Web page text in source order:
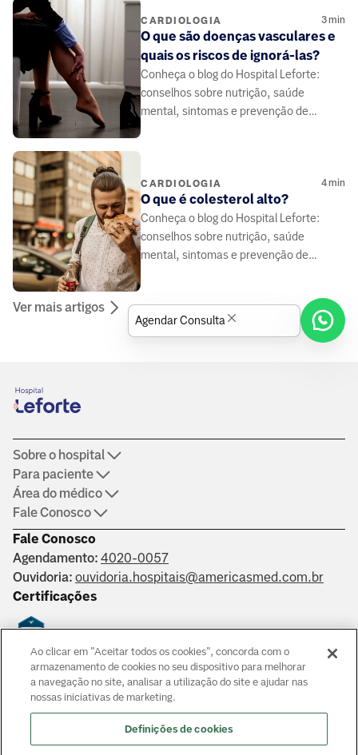
CARDIOLOGIA 3min
O que são doenças vasculares e
quais os riscos de ignorá-las?
Conheça o blog do Hospital Leforte:
conselhos sobre nutrição, saúde
mental, sintomas e prevenção de
CARDIOLOGIA 4min
O que é colesterol alto?
Conheça o blog do Hospital Leforte:
conselhos sobre nutrição, saúde
mental, sintomas e prevenção de
Ver mais artigos
Fale Conosco
Agendamento: 4020-0057
Ouvidoria: ouvidoria.hospitais@americasmed.com.br
Certificações
Saber mais
Sobre o hospital
Para paciente
Área do médico
Fale Conosco
Responsáveis técnicos: Alphaville: Dr. João Paulo Muaccad Gama
- CRM 152994. Liberdade: Dra. Ana Carolina Martins Costa
Agendar Consulta
Ao clicar em "Aceitar todos os cookies", concorda com o
armazenamento de cookies no seu dispositivo para melhorar
a navegação no site, analisar a utilização do site e ajudar nas
nossas iniciativas de marketing.
Definições de cookies